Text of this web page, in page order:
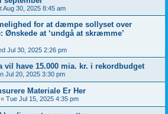
Aug 30, 2025 8:45 am
for at dæmpe sollyset over
Ønskede at ‘undgå at skræmme’
Jul 30, 2025 2:26 pm
vil have 15.000 mia. kr. i rekordbudget
Jul 20, 2025 3:30 pm
Materiale Er Her
« Tue Jul 15, 2025 4:35 pm